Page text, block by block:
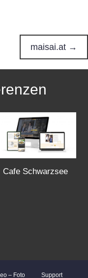
maisai.at →
Cafe Schwarzsee
– Foto Support